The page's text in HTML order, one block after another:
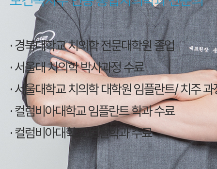
· 경북대학교 치의학 전문대학원 졸업
· 서울대 치의학 박사과정 수료
· 서울대학교 치의학 대학원 임플란트/ 치주
· 컬럼비아대학교 임플란트 학과 수료
· 컬럼비아대학교 보철학과 수료